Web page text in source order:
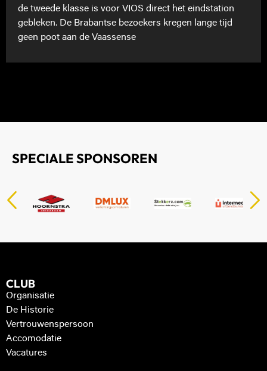
de tweede klasse is voor VIOS direct het eindstation
gebleken. De Brabantse bezoekers kregen lange tijd
geen poot aan de Vaassense
SPECIALE SPONSOREN
CLUB
Organisatie
De Historie
Vertrouwenspersoon
Accomodatie
Vacatures